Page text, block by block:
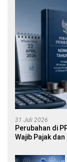
31 Juli 2026
Perubahan di
Wajib Pajak dan